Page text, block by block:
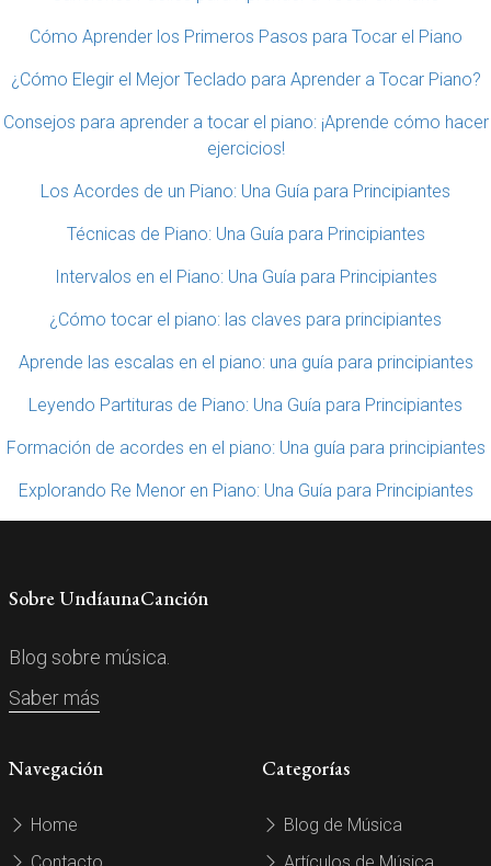
Cómo Aprender los Primeros Pasos para Tocar el Piano
¿Cómo Elegir el Mejor Teclado para Aprender a Tocar Piano?
Consejos para aprender a tocar el piano: ¡Aprende cómo hacer
ejercicios!
Los Acordes de un Piano: Una Guía para Principiantes
Técnicas de Piano: Una Guía para Principiantes
Intervalos en el Piano: Una Guía para Principiantes
¿Cómo tocar el piano: las claves para principiantes
Aprende las escalas en el piano: una guía para principiantes
Leyendo Partituras de Piano: Una Guía para Principiantes
Formación de acordes en el piano: Una guía para principiantes
Explorando Re Menor en Piano: Una Guía para Principiantes
Sobre UndíaunaCanción
Blog sobre música.
Saber más
Navegación
Home
Categorías
Blog de Música